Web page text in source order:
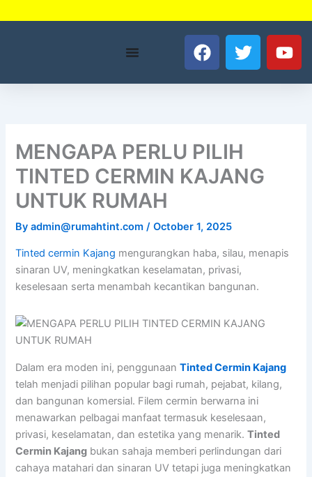
to
F
a
o
k
T
w
r
Y
o
MENGAPA PERLU PILIH
TINTED CERMIN KAJANG
UNTUK RUMAH
Byadmin@rumahtint.com/October 1, 2025
Tinted cermin Kajang mengurangkan haba, silau, menapis
sinaran UV, meningkatkan keselamatan, privasi,
keselesaan serta menambah kecantikan bangunan.
Dalam era moden ini, penggunaanTinted Cermin Kajang
telah menjadi pilihan popular bagi rumah, pejabat, kilang,
dan bangunan komersial. Filem cermin berwarna ini
menawarkan pelbagai manfaat termasuk keselesaan,
privasi, keselamatan, dan estetika yang menarik.Tinted
Cermin Kajang bukan sahaja memberi perlindungan dari
cahaya matahari dan sinaran UV tetapi juga meningkatkan